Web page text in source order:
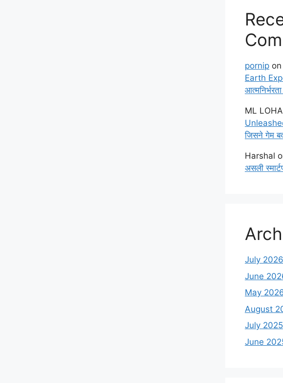
pornip
Earth
ML
जिसने गेम
Harshal
असली
July 2026
June
May
August
July 2025
June